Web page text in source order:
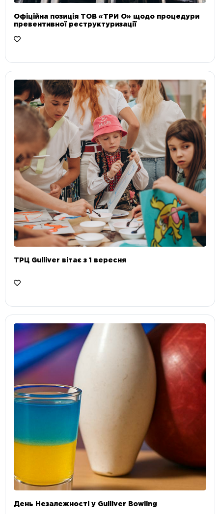
Офіційна позиція ТОВ «ТРИ О» щодо процедури
превентивної реструктуризації
ТРЦ Gulliver вітає з 1 вересня
День Незалежності у Gulliver Bowling